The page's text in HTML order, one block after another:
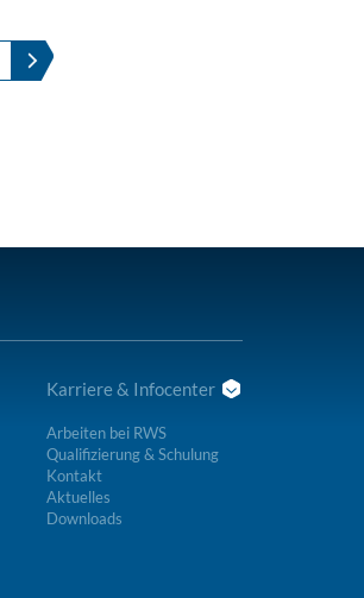
Karriere & Infocenter
Arbeiten bei RWS
Qualifizierung & Schulung
Kontakt
Aktuelles
Downloads